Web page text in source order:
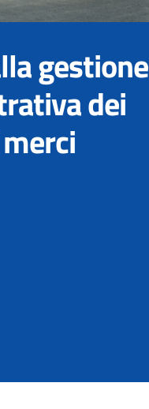
gestione
dei